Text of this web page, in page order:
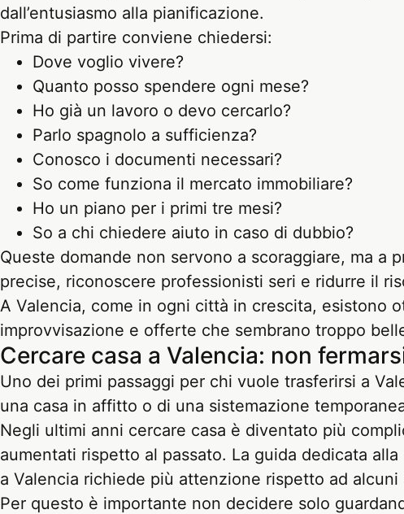
dall’entusiasmo alla pianificazione.
Prima di partire conviene chiedersi:
Dove voglio vivere?
Quanto posso spendere ogni mese?
Ho già un lavoro o devo cercarlo?
Parlo spagnolo a sufficienza?
Conosco i documenti necessari?
So come funziona il mercato immobiliare?
Ho un piano per i primi tre mesi?
So a chi chiedere aiuto in caso di dubbio?
Queste domande non servono a scoraggiare, ma a
precise, riconoscere professionisti seri e ridurre il
A Valencia, come in ogni città in crescita, esistono
improvvisazione e offerte che sembrano troppo
Cercare casa a Valencia: non
Uno dei primi passaggi per chi vuole trasferirsi a
una casa in affitto o di una sistemazione
Negli ultimi anni cercare casa è diventato più
aumentati rispetto al passato. La guida dedicata
a Valencia richiede più attenzione rispetto ad alcuni
Per questo è importante non decidere solo